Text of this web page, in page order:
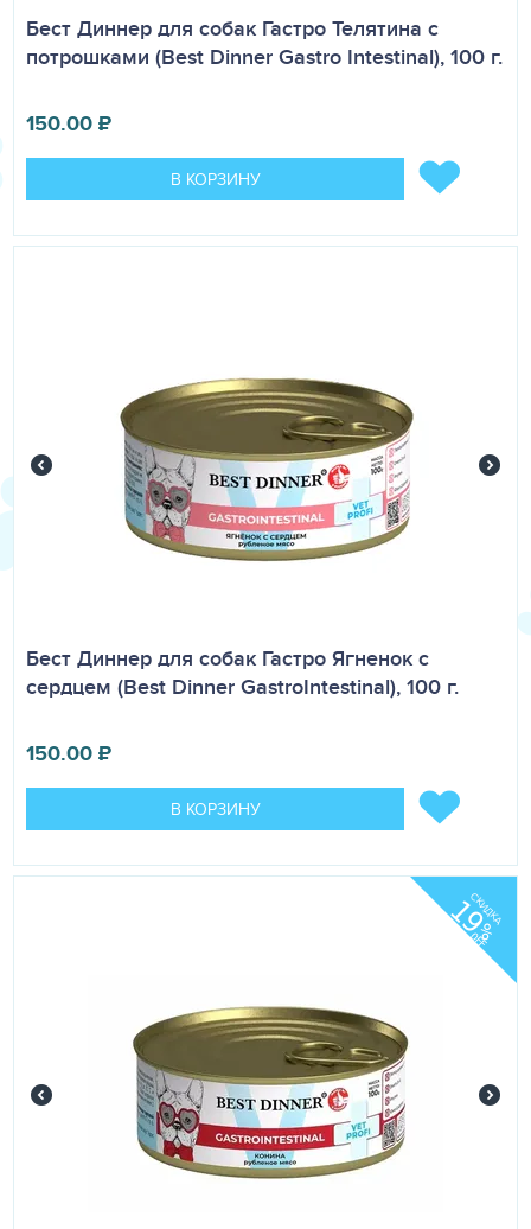
Бест Диннер для собак Гастро Телятина с
потрошками (Best Dinner Gastro Intestinal), 100 г.
150.00₽
В КОРЗИНУ
Бест Диннер для собак Гастро Ягненок с
сердцем (Best Dinner GastroIntestinal), 100 г.
150.00₽
В КОРЗИНУ
СКИДКА
19
%
OFF